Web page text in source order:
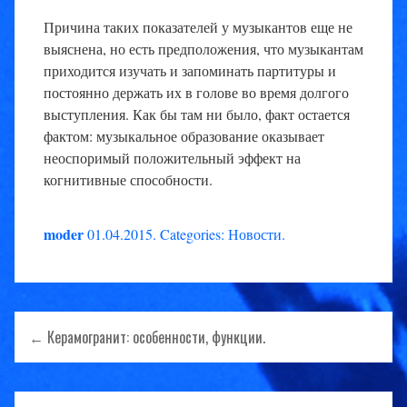
Причина таких показателей у музыкантов еще не
выяснена, но есть предположения, что музыкантам
приходится изучать и запоминать партитуры и
постоянно держать их в голове во время долгого
выступления. Как бы там ни было, факт остается
фактом: музыкальное образование оказывает
неоспоримый положительный эффект на
когнитивные способности.
moder01.04.2015. Categories: Новости.
Навигация
по
записям
← Керамогранит: особенности, функции.